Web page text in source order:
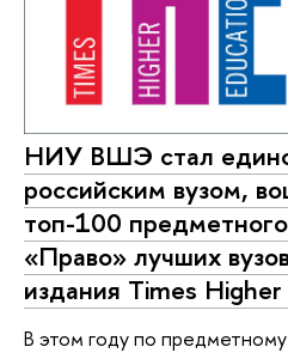
НИУ ВШЭ стал
российским вузом,
топ-100
«Право» лучших
издания Times
В этом году по